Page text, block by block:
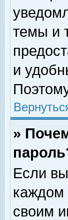
темы и
и
»
Если
каждом
своим